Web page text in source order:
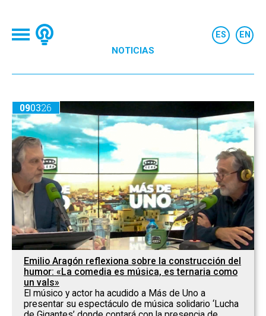
NOTICIAS
090326
Emilio Aragón reflexiona sobre la construcción del
humor: «La comedia es música, es ternaria como
un vals»
El músico y actor ha acudido a Más de Uno a
presentar su espectáculo de música solidario ‘Lucha